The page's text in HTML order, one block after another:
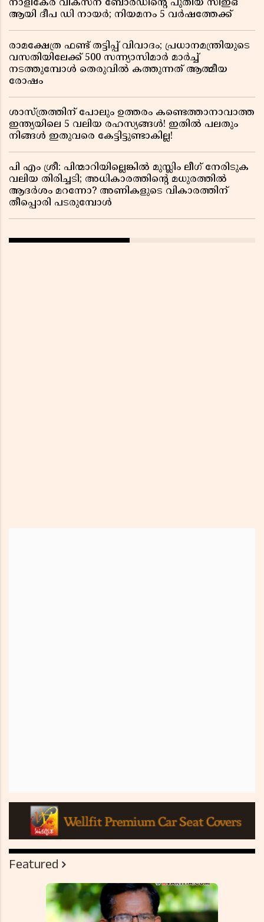
നാളികേര വികസന ബോർഡിൻ്റെ പുതിയ സിഇഒ
ആയി ദീപ ഡി നായർ; നിയമനം 5 വർഷത്തേക്ക് ​​​​​​​
രാമക്ഷേത്ര ഫണ്ട് തട്ടിപ്പ് വിവാദം; പ്രധാനമന്ത്രിയുടെ
വസതിയിലേക്ക് 500 സന്ന്യാസിമാർ മാർച്ച്
നടത്തുമ്പോൾ തെരുവിൽ കത്തുന്നത് ആത്മീയ
രോഷം
ശാസ്ത്രത്തിന് പോലും ഉത്തരം കണ്ടെത്താനാവാത്ത
ഇന്ത്യയിലെ 5 വലിയ രഹസ്യങ്ങൾ! ഇതിൽ പലതും
നിങ്ങൾ ഇതുവരെ കേട്ടിട്ടുണ്ടാകില്ല!
പി എം ശ്രീ: പിന്മാറിയില്ലെങ്കിൽ മുസ്ലിം ലീഗ് നേരിടുക
വലിയ തിരിച്ചടി; അധികാരത്തിന്റെ മധുരത്തിൽ
ആദർശം മറന്നോ? അണികളുടെ വികാരത്തിന്
തീപ്പൊരി പടരുമ്പോൾ
Featured